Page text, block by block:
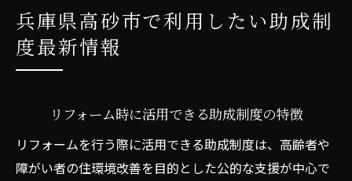
兵庫県高砂市で利用したい助成制
度最新情報
リフォーム時に活用できる助成制度の特徴
リフォームを行う際に活用できる助成制度は、高齢者や
障がい者の住環境改善を目的とした公的な支援が中心で